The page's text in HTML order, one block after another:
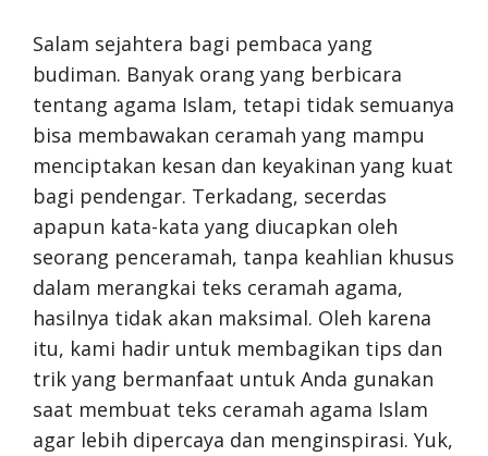
Salam sejahtera bagi pembaca yang
budiman. Banyak orang yang berbicara
tentang agama Islam, tetapi tidak semuanya
bisa membawakan ceramah yang mampu
menciptakan kesan dan keyakinan yang kuat
bagi pendengar. Terkadang, secerdas
apapun kata-kata yang diucapkan oleh
seorang penceramah, tanpa keahlian khusus
dalam merangkai teks ceramah agama,
hasilnya tidak akan maksimal. Oleh karena
itu, kami hadir untuk membagikan tips dan
trik yang bermanfaat untuk Anda gunakan
saat membuat teks ceramah agama Islam
agar lebih dipercaya dan menginspirasi. Yuk,